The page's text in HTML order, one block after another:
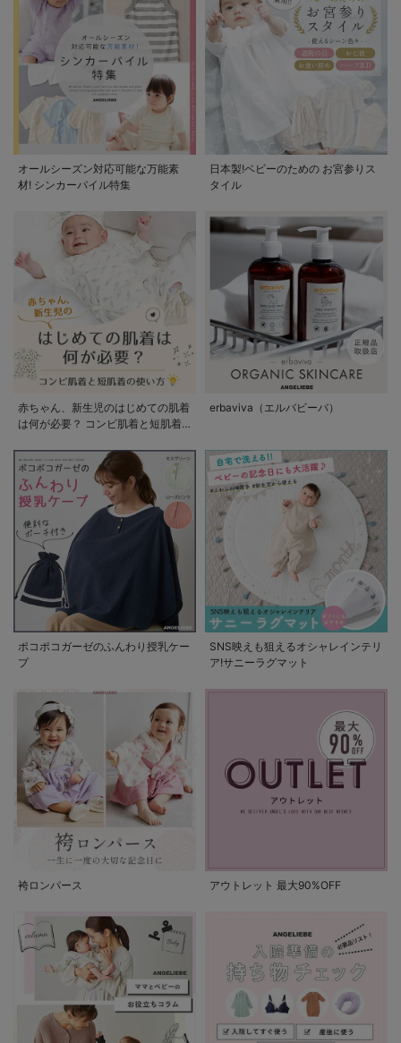
オールシーズン対応可能な万能素
材! シンカーパイル特集
日本製!ベビーのための お宮参りス
タイル
赤ちゃん、新生児のはじめての肌着
は何が必要？ コンビ肌着と短肌着
erbaviva（エルバビーバ）
ポコポコガーゼのふんわり授乳ケー
プ
SNS映えも狙えるオシャレインテリ
ア!サニーラグマット
袴ロンパース アウトレット 最大90%OFF